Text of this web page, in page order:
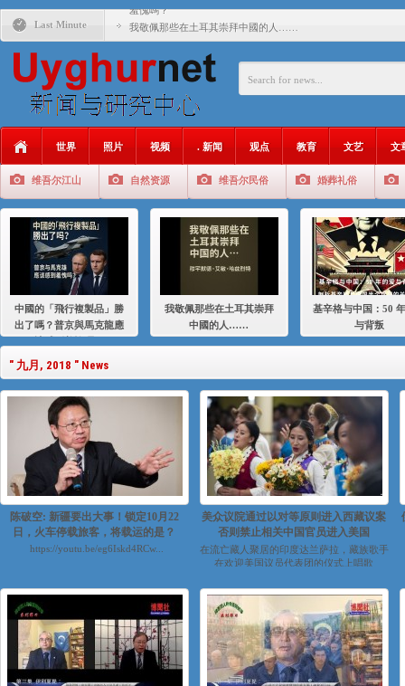
Last Minute
羞愧嗎？
我敬佩那些在土耳其崇拜中國的人……
基辛格与中国：50 年的爱与背叛
年的百年關係
大一统情结使魏京生失去理智 / 伊利夏提
伊利夏提：在自责与内疚中的挣扎
伊利夏提：消失在集中营的红衣女孩
伊利夏提：维吾尔种族灭绝
世界 照片 视频 . 新闻 观点 教育 文艺 文
维吾尔江山 自然资源 维吾尔民俗 婚葬礼俗
中國的「飛行複製品」勝
出了嗎？普京與馬克龍應
我敬佩那些在土耳其崇拜
中國的人……
基辛格与中国：50
与背叛
" 九月, 2018 " News
陈破空: 新疆要出大事！锁定10月22
日，火车停载旅客，将载运的是？
https://youtu.be/eg6Iskd4RCw...
美众议院通过以对等原则进入西藏议案
否则禁止相关中国官员进入美国
在流亡藏人聚居的印度达兰萨拉，藏族歌手
在欢迎美国议员代表团的仪式上唱歌